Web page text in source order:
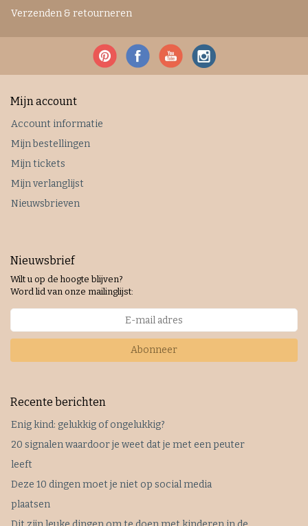
Verzenden & retourneren
Mijn account
Account informatie
Mijn bestellingen
Mijn tickets
Mijn verlanglijst
Nieuwsbrieven
Nieuwsbrief
Wilt u op de hoogte blijven?
Word lid van onze mailinglijst:
Abonneer
Recente berichten
Enig kind: gelukkig of ongelukkig?
20 signalen waardoor je weet dat je met een peuter
leeft
Deze 10 dingen moet je niet op social media
plaatsen